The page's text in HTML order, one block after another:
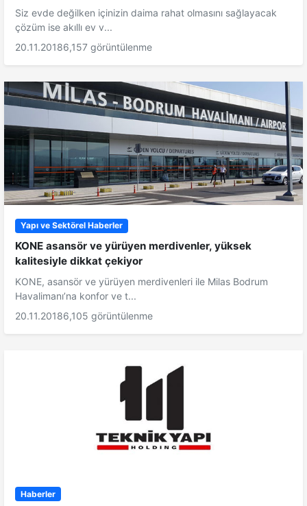
Siz evde değilken içinizin daima rahat olmasını sağlayacak
çözüm ise akıllı ev v...
20.11.20186,157 görüntülenme
Yapı ve Sektörel Haberler
KONE asansör ve yürüyen merdivenler, yüksek
kalitesiyle dikkat çekiyor
KONE, asansör ve yürüyen merdivenleri ile Milas Bodrum
Havalimanı’na konfor ve t...
20.11.20186,105 görüntülenme
Haberler